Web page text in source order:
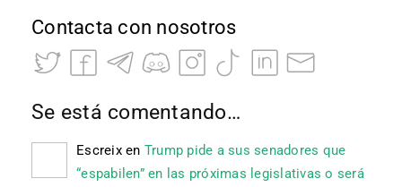
Contacta con nosotros
Se está comentando…
Escreixen Trump pide a sus senadores que
“espabilen” en las próximas legislativas o será